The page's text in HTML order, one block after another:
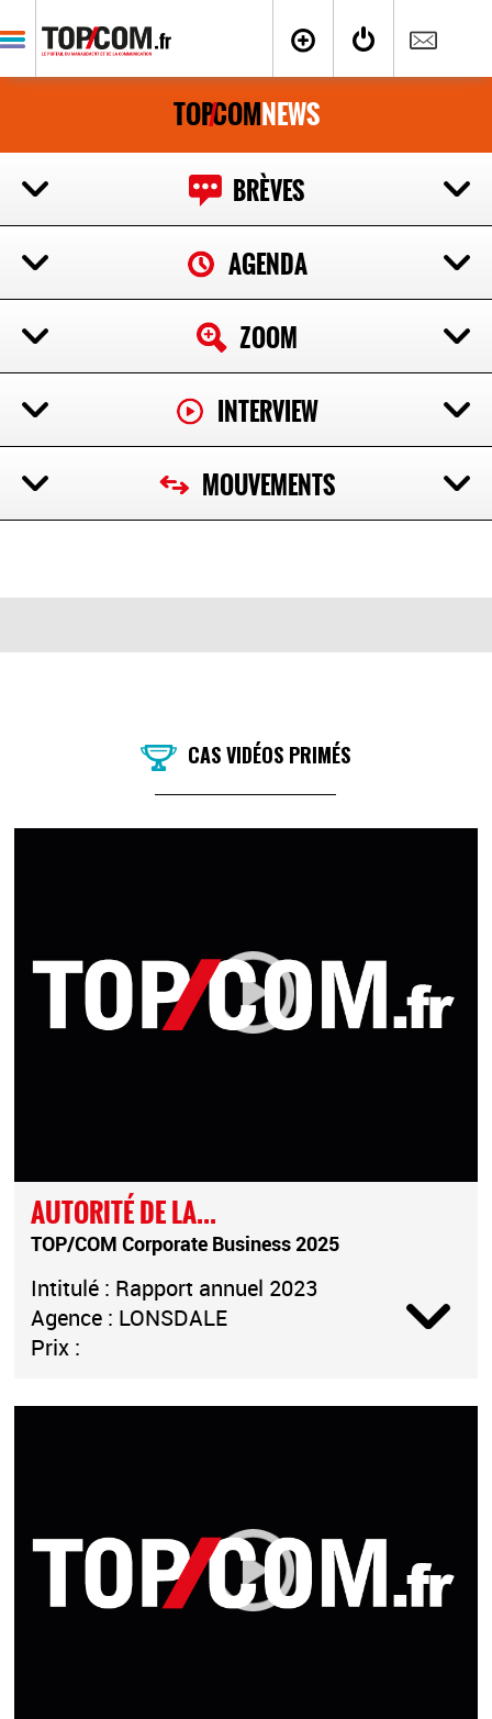
TOP/COMNEWS
BRÈVES
AGENDA
ZOOM
INTERVIEW
MOUVEMENTS
CAS VIDÉOS PRIMÉS
AUTORITÉ DE LA...
TOP/COM Corporate Business 2025
Intitulé : Rapport annuel 2023
Agence : LONSDALE
Prix :